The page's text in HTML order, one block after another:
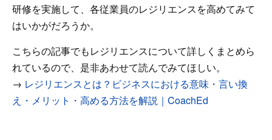
研修を実施して、各従業員のレジリエンスを高めてみて
はいかがだろうか。
こちらの記事でもレジリエンスについて詳しくまとめら
れているので、是非あわせて読んでみてほしい。
→ レジリエンスとは？ビジネスにおける意味・言い換
え・メリット・高める方法を解説｜CoachEd